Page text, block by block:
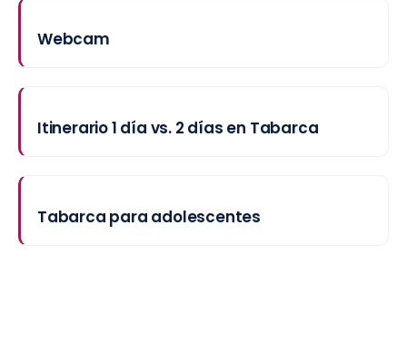
Webcam
Itinerario 1 día vs. 2 días en Tabarca
Tabarca para adolescentes